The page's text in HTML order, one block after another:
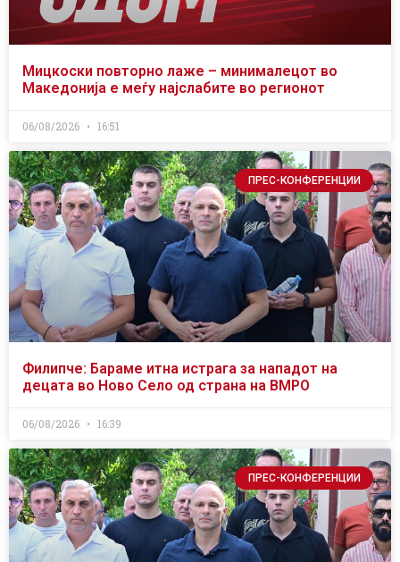
Мицкоски повторно лаже – минималецот во
Македонија е меѓу најслабите во регионот
06/08/2026 16:51
ПРЕС-КОНФЕРЕНЦИИ
Филипче: Бараме итна истрага за нападот на
децата во Ново Село од страна на ВМРО
06/08/2026 16:39
ПРЕС-КОНФЕРЕНЦИИ